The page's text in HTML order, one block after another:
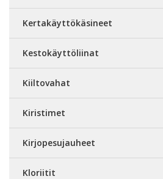
Kertakäyttökäsineet
Kestokäyttöliinat
Kiiltovahat
Kiristimet
Kirjopesujauheet
Kloriitit